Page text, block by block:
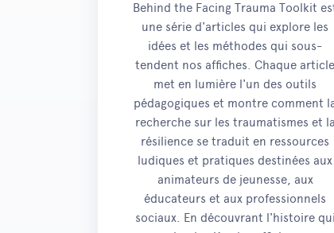
Behind the Facing Trauma Toolkit
une série d'articles qui explore les
idées et les méthodes qui sous-
tendent nos affiches. Chaque article
met en lumière l'un des outils
pédagogiques et montre comment
recherche sur les traumatismes et la
résilience se traduit en ressources
ludiques et pratiques destinées aux
animateurs de jeunesse, aux
éducateurs et aux professionnels
sociaux. En découvrant l'histoire qui